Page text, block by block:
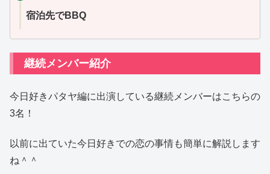
宿泊先でBBQ
継続メンバー紹介
今日好きパタヤ編に出演している継続メンバーはこちらの
3名！
以前に出ていた今日好きでの恋の事情も簡単に解説します
ね＾＾